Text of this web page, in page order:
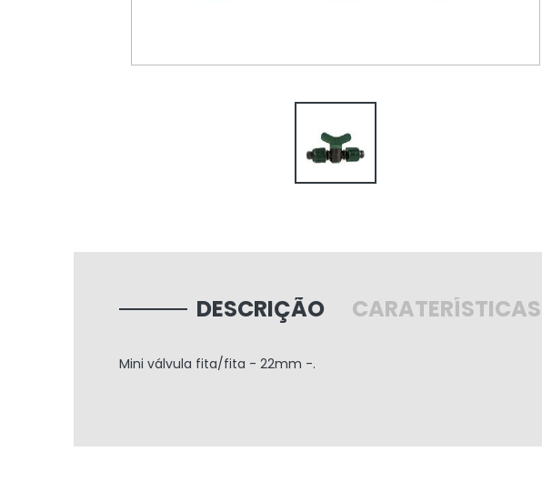
DESCRIÇÃO CARATERÍSTICAS
Mini válvula fita/fita - 22mm -.